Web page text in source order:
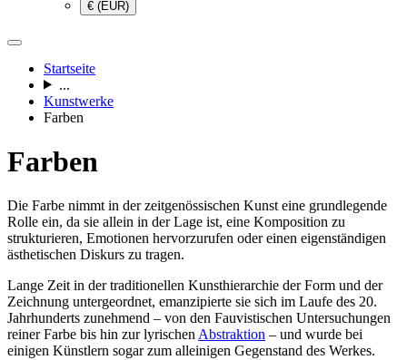
€ (EUR)
Startseite
...
Kunstwerke
Farben
Farben
Die Farbe nimmt in der zeitgenössischen Kunst eine grundlegende
Rolle ein, da sie allein in der Lage ist, eine Komposition zu
strukturieren, Emotionen hervorzurufen oder einen eigenständigen
ästhetischen Diskurs zu tragen.
Lange Zeit in der traditionellen Kunsthierarchie der Form und der
Zeichnung untergeordnet, emanzipierte sie sich im Laufe des 20.
Jahrhunderts zunehmend – von den Fauvistischen Untersuchungen
reiner Farbe bis hin zur lyrischenAbstraktion – und wurde bei
einigen Künstlern sogar zum alleinigen Gegenstand des Werkes.